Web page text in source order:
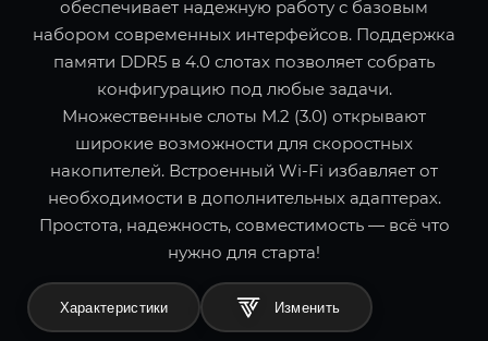
обеспечивает надежную работу с базовым
набором современных интерфейсов. Поддержка
памяти DDR5 в 4.0 слотах позволяет собрать
конфигурацию под любые задачи.
Множественные слоты M.2 (3.0) открывают
широкие возможности для скоростных
накопителей. Встроенный Wi-Fi избавляет от
необходимости в дополнительных адаптерах.
Простота, надежность, совместимость — всё что
нужно для старта!
Характеристики